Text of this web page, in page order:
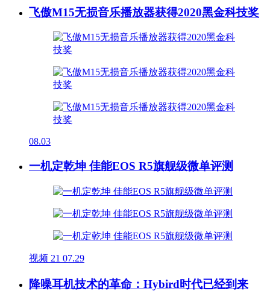
飞傲M15无损音乐播放器获得2020黑金科技奖
08.03
一机定乾坤 佳能EOS R5旗舰级微单评测
视频 21 07.29
降噪耳机技术的革命：Hybird时代已经到来